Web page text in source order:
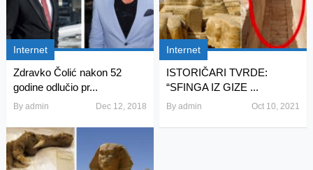
Internet
Zdravko Čolić nakon 52
godine odlučio pr...
By admin Dec 12, 2018
Internet
ISTORIČARI TVRDE:
“SFINGA IZ GIZE ...
Byadmin Oct 10, 2021